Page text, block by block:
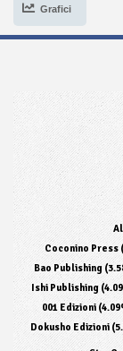
Grafici
Dokusho Edizioni
001 Edizioni
Ishi Publishing
Bao Publishing
Coconino Press